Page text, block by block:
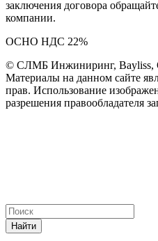
заключения договора
компании.
ОСНО НДС 22%
© СЛМБ Инжиниринг, Bayliss,
Материалы на данном сайте
прав. Использование
разрешения правообладателя
Найти